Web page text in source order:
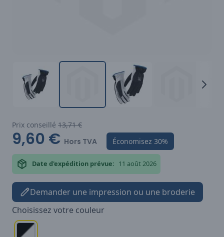
Prix conseillé 13,71 €
9,60 € Hors TVA Économisez 30%
Date d'expédition prévue: 11 août 2026
Demander une impression ou une broderie
Choisissez votre couleur